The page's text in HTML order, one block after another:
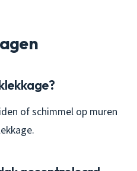
of schimmel op muren